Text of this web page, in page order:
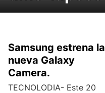
Samsung estrena la
nueva Galaxy
Camera.
TECNOLODIA- Este 20